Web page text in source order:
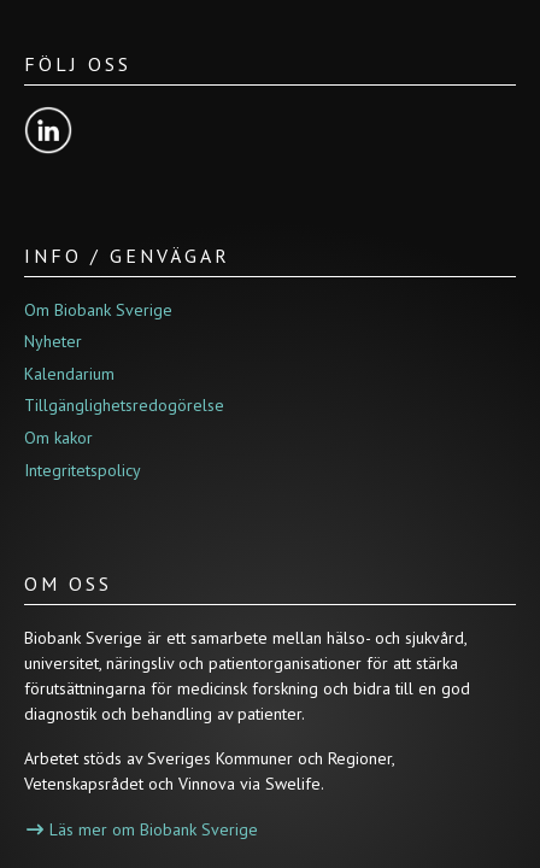
FÖLJ OSS
INFO / GENVÄGAR
Om Biobank Sverige
Nyheter
Kalendarium
Tillgänglighetsredogörelse
Om kakor
Integritetspolicy
OM OSS
Biobank Sverige är ett samarbete mellan hälso- och sjukvård,
universitet, näringsliv och patientorganisationer för att stärka
förutsättningarna för medicinsk forskning och bidra till en god
diagnostik och behandling av patienter.
Arbetet stöds av Sveriges Kommuner och Regioner,
Vetenskapsrådet och Vinnova via Swelife.
Läs mer om Biobank Sverige